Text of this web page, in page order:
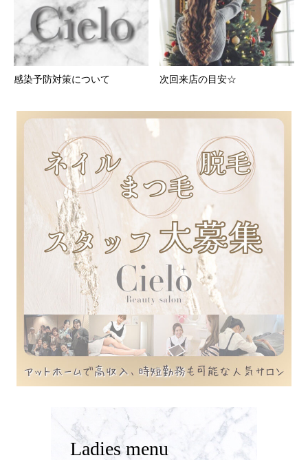
感染予防対策について 次回来店の目安☆
Ladies menu